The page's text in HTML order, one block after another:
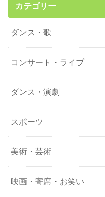
カテゴリー
ダンス・歌
コンサート・ライブ
ダンス・演劇
スポーツ
美術・芸術
映画・寄席・お笑い